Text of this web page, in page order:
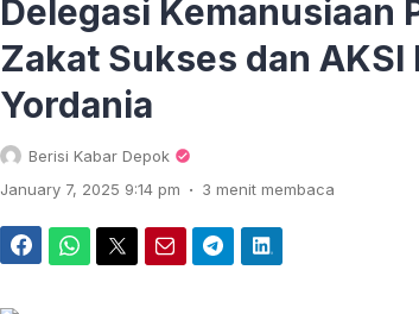
Delegasi Kemanusiaan
Zakat Sukses dan
Yordania
Berisi Kabar Depok
January 7, 2025 9:14 pm . 3 menit membaca